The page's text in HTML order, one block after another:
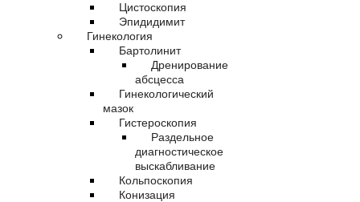
Цистоскопия
Эпидидимит
Гинекология
Бартолинит
Дренирование
абсцесса
Гинекологический
мазок
Гистероскопия
Раздельное
диагностическое
выскабливание
Кольпоскопия
Конизация